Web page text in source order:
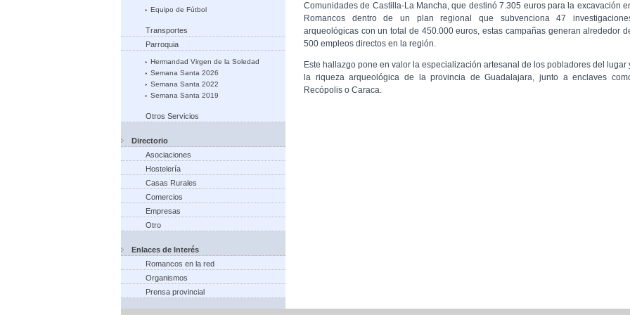
Equipo de Fútbol
Transportes
Parroquia
Hermandad Virgen de la Soledad
Semana Santa 2026
Semana Santa 2022
Semana Santa 2019
Otros Servicios
Directorio
Asociaciones
Hostelería
Casas Rurales
Comercios
Empresas
Otro
Enlaces de Interés
Romancos en la red
Organismos
Prensa provincial
Comunidades de Castilla-La Mancha, que destinó 7.305 euros para la excavación
Romancos dentro de un plan regional que subvenciona 47
arqueológicas con un total de 450.000 euros, estas campañas generan alrededor
500 empleos directos en la región.
Este hallazgo pone en valor la especialización artesanal de los pobladores del lugar
la riqueza arqueológica de la provincia de Guadalajara, junto a enclaves
Recópolis o Caraca.